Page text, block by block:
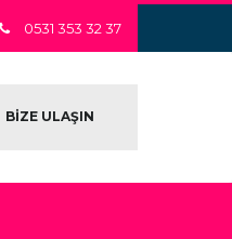
0531 353 32 37
BİZE ULAŞIN